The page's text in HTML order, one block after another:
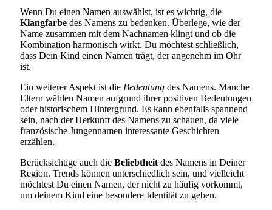
Wenn Du einen Namen auswählst, ist es wichtig, die
Klangfarbe des Namens zu bedenken. Überlege, wie der
Name zusammen mit dem Nachnamen klingt und ob die
Kombination harmonisch wirkt. Du möchtest schließlich,
dass Dein Kind einen Namen trägt, der angenehm im Ohr
ist.
Ein weiterer Aspekt ist die Bedeutung des Namens. Manche
Eltern wählen Namen aufgrund ihrer positiven Bedeutungen
oder historischem Hintergrund. Es kann ebenfalls spannend
sein, nach der Herkunft des Namens zu schauen, da viele
französische Jungennamen interessante Geschichten
erzählen.
Berücksichtige auch die Beliebtheit des Namens in Deiner
Region. Trends können unterschiedlich sein, und vielleicht
möchtest Du einen Namen, der nicht zu häufig vorkommt,
um deinem Kind eine besondere Identität zu geben.